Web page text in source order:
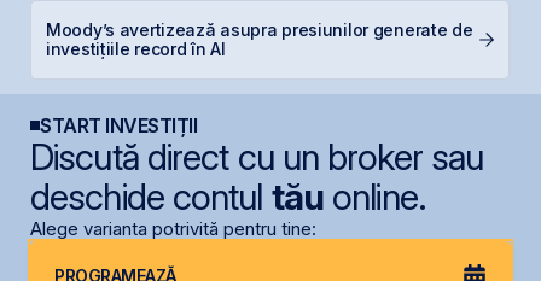
Moody’s avertizează asupra presiunilor generate de
investițiile record în AI
START INVESTIȚII
Discută direct cu un broker sau
deschide contul tăuonline.
Alege varianta potrivită pentru tine:
PROGRAMEAZĂ